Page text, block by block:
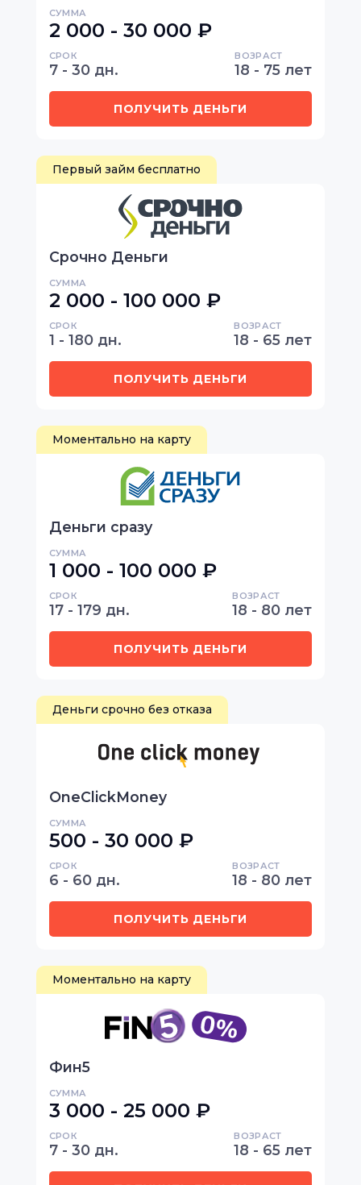
СУММА
2 000 - 30 000 ₽
СРОК
7 - 30 дн.
ВОЗРАСТ
18 - 75 лет
ПОЛУЧИТЬ ДЕНЬГИ
Первый займ бесплатно
Срочно Деньги
СУММА
2 000 - 100 000 ₽
СРОК
1 - 180 дн.
ВОЗРАСТ
18 - 65 лет
ПОЛУЧИТЬ ДЕНЬГИ
Моментально на карту
Деньги сразу
СУММА
1 000 - 100 000 ₽
СРОК
17 - 179 дн.
ВОЗРАСТ
18 - 80 лет
ПОЛУЧИТЬ ДЕНЬГИ
Деньги срочно без отказа
OneClickMoney
СУММА
500 - 30 000 ₽
СРОК
6 - 60 дн.
ВОЗРАСТ
18 - 80 лет
ПОЛУЧИТЬ ДЕНЬГИ
Моментально на карту
Фин5
СУММА
3 000 - 25 000 ₽
СРОК
7 - 30 дн.
ВОЗРАСТ
18 - 65 лет